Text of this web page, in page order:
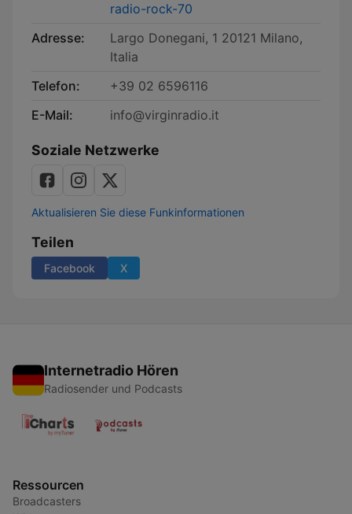
radio-rock-70
Adresse:
Largo Donegani, 1 20121 Milano,
Italia
Telefon:
+39 02 6596116
E-Mail:
info@virginradio.it
Soziale Netzwerke
Aktualisieren Sie diese Funkinformationen
Teilen
Facebook X
Internetradio Hören
Radiosender und Podcasts
Ressourcen
Broadcasters